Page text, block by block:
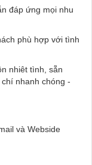
đáp ứng mọi nhu
phù hợp với tình
nhiêt tình, sẵn
nhanh chóng -
và Webside